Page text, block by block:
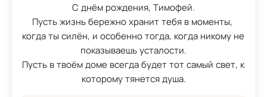
С днём рождения, Тимофей.
Пусть жизнь бережно хранит тебя в моменты,
когда ты силён, и особенно тогда, когда никому не
показываешь усталости.
Пусть в твоём доме всегда будет тот самый свет, к
которому тянется душа.